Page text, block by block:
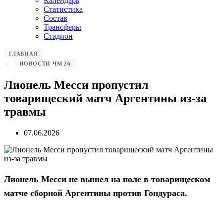
Статистика
Состав
Трансферы
Стадион
ГЛАВНАЯ
НОВОСТИ ЧМ 26
Лионель Месси пропустил
товарищеский матч Аргентины из-за
травмы
07.06.2026
Лионель Месси не вышел на поле в товарищеском
матче сборной Аргентины против Гондураса.